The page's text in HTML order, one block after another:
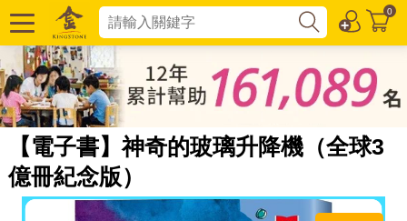
0
【電子書】神奇的玻璃升降機（全球3
億冊紀念版）